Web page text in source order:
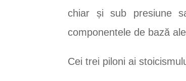
chiar și sub presiune
componentele de bază
Cei trei piloni ai